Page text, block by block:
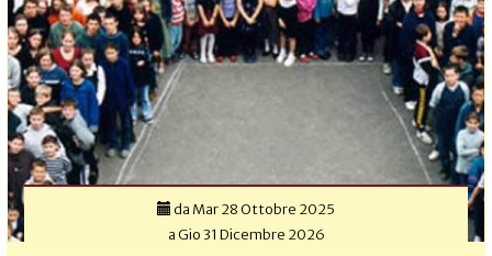
da Mar 28 Ottobre 2025
aGio 31 Dicembre 2026